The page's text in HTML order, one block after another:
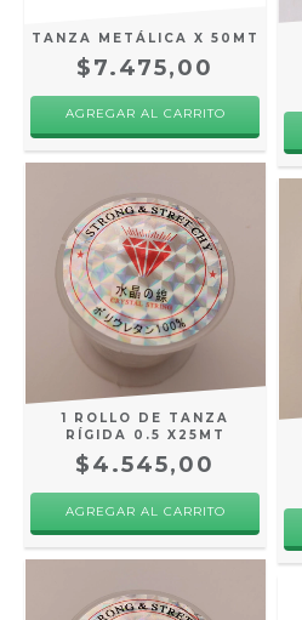
TANZA METÁLICA X 50MT
$7.475,00
AGREGAR AL CARRITO
1 ROLLO DE TANZA
RÍGIDA 0.5 X25MT
$4.545,00